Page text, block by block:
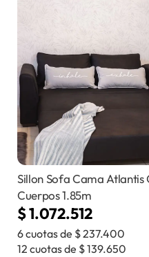
Sillon Sofa Cama Atlantis
Cuerpos 1.85m
$1.072.512
6 cuotas de $237.400
12 cuotas de $139.650